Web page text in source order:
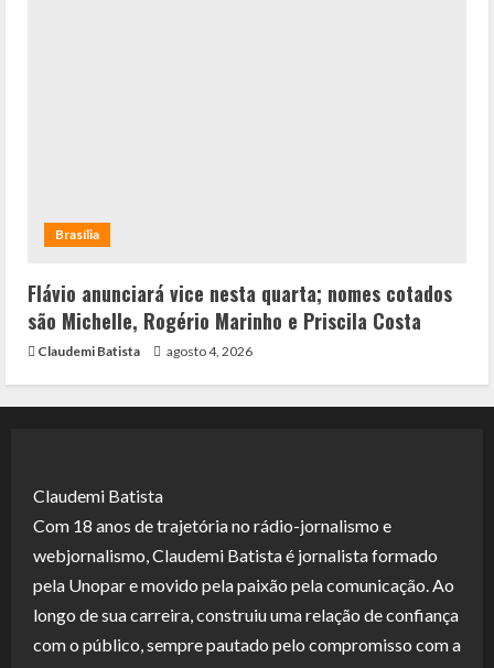
Brasília
Flávio anunciará vice nesta quarta; nomes cotados
são Michelle, Rogério Marinho e Priscila Costa
Claudemi Batista agosto 4, 2026
Claudemi Batista
Com 18 anos de trajetória no rádio-jornalismo e
webjornalismo, Claudemi Batista é jornalista formado
pela Unopar e movido pela paixão pela comunicação. Ao
longo de sua carreira, construiu uma relação de confiança
com o público, sempre pautado pelo compromisso com a